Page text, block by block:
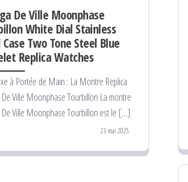
De Ville Moonphase
White Dial Stainless
Case Two Tone Steel Blue
Replica Watches
à Portée de Main : La Montre Replica
De Ville Moonphase Tourbillon La montre
De Ville Moonphase Tourbillon est le […]
23 mai 2025